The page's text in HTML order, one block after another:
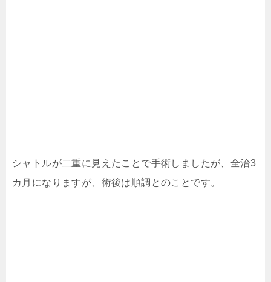
シャトルが二重に見えたことで手術しましたが、全治3
カ月になりますが、術後は順調とのことです。